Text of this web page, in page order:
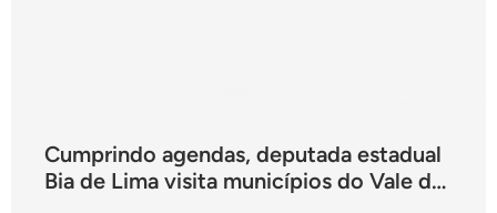
Cumprindo agendas, deputada estadual
Bia de Lima visita municípios do Vale do